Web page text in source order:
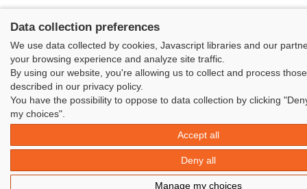
Data collection preferences
We use data collected by cookies, Javascript libraries and our
your browsing experience and analyze site traffic.
By using our website, you're allowing us to collect and process
described in our privacy policy.
You have the possibility to oppose to data collection by clicking
my choices".
Accept all
Deny all
Manage my choices